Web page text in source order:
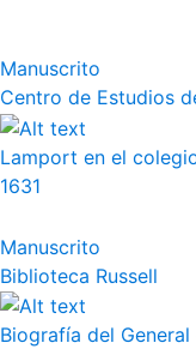
Manuscrito
Centro de Estudios
Lamport en el
1631
Manuscrito
Biblioteca Russell
Biografía del